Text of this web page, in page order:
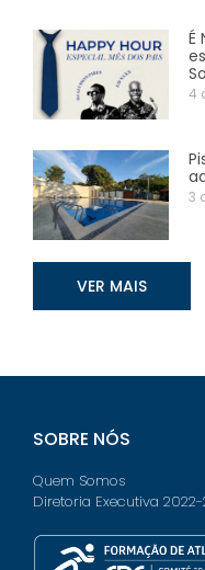
É
4
3
VER MAIS
SOBRE NÓS
Quem Somos
Diretoria Executiva